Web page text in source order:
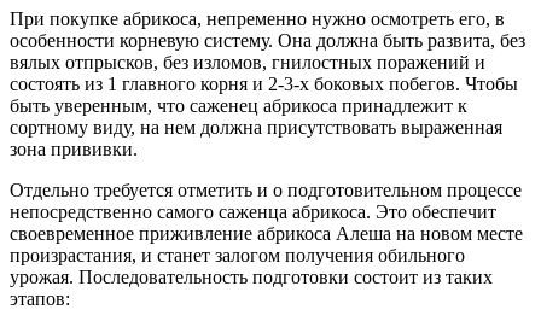
При покупке абрикоса, непременно нужно осмотреть его, в
особенности корневую систему. Она должна быть развита, без
вялых отпрысков, без изломов, гнилостных поражений и
состоять из 1 главного корня и 2-3-х боковых побегов. Чтобы
быть уверенным, что саженец абрикоса принадлежит к
сортному виду, на нем должна присутствовать выраженная
зона прививки.
Отдельно требуется отметить и о подготовительном процессе
непосредственно самого саженца абрикоса. Это обеспечит
своевременное приживление абрикоса Алеша на новом месте
произрастания, и станет залогом получения обильного
урожая. Последовательность подготовки состоит из таких
этапов: